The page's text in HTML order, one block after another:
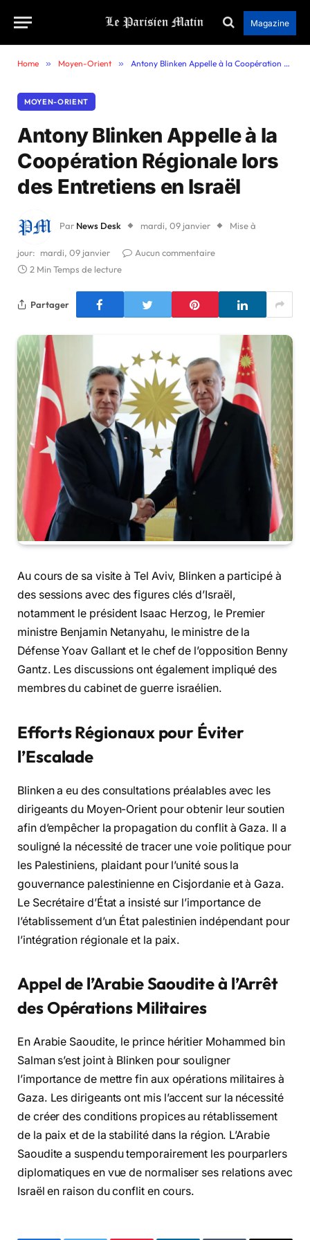
Magazine
Home » Moyen-Orient » Antony Blinken Appelle à la Coopération Régionale lors des Entretiens en Israël
MOYEN-ORIENT
Antony Blinken Appelle à la
Coopération Régionale lors
des Entretiens en Israël
Par News Desk mardi, 09 janvier Mise à
jour: mardi, 09 janvier
Aucun commentaire
2 Min Temps de lecture
Partager
Au cours de sa visite à Tel Aviv, Blinken a participé à
des sessions avec des figures clés d’Israël,
notamment le président Isaac Herzog, le Premier
ministre Benjamin Netanyahu, le ministre de la
Défense Yoav Gallant et le chef de l’opposition Benny
Gantz. Les discussions ont également impliqué des
membres du cabinet de guerre israélien.
Efforts Régionaux pour Éviter
l’Escalade
Blinken a eu des consultations préalables avec les
dirigeants du Moyen-Orient pour obtenir leur soutien
afin d’empêcher la propagation du conflit à Gaza. Il a
souligné la nécessité de tracer une voie politique pour
les Palestiniens, plaidant pour l’unité sous la
gouvernance palestinienne en Cisjordanie et à Gaza.
Le Secrétaire d’État a insisté sur l’importance de
l’établissement d’un État palestinien indépendant pour
l’intégration régionale et la paix.
Appel de l’Arabie Saoudite à l’Arrêt
des Opérations Militaires
En Arabie Saoudite, le prince héritier Mohammed bin
Salman s’est joint à Blinken pour souligner
l’importance de mettre fin aux opérations militaires à
Gaza. Les dirigeants ont mis l’accent sur la nécessité
de créer des conditions propices au rétablissement
de la paix et de la stabilité dans la région. L’Arabie
Saoudite a suspendu temporairement les pourparlers
diplomatiques en vue de normaliser ses relations avec
Israël en raison du conflit en cours.